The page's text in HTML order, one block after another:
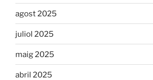
agost 2025
juliol 2025
maig 2025
abril 2025